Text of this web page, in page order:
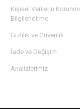
Kişisel Verilerin
Bilgilendirme
Gizlilik ve Güvenlik
İade ve Değişim
Analizlerimiz